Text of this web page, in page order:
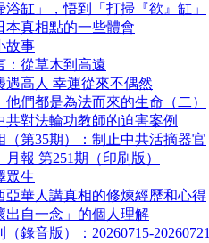
浴缸」，悟到「打掃『欲』缸」
本真相點的一些體會
故事
：從草木到高遠
遇高人 幸運從來不偶然
他們都是為法而來的生命（二）
共對法輪功教師的迫害案例
（第35期）：制止中共活摘器官
月報 第251期（印刷版）
眾生
亞華人講真相的修煉經歷和心得
出自一念」的個人理解
（錄音版）：20260715-20260721